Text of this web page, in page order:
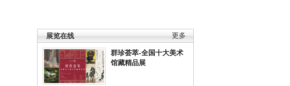
更多
展览在线
群珍荟萃-全国十大美术
馆藏精品展